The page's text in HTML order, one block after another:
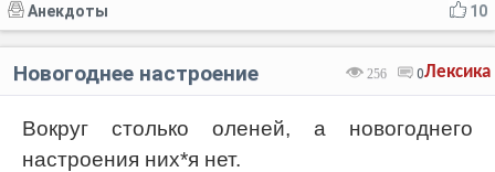
10
Анекдоты
Лексика
256 0
Новогоднее настроение
Вокруг столько оленей, а новогоднего
настроения них*я нет.